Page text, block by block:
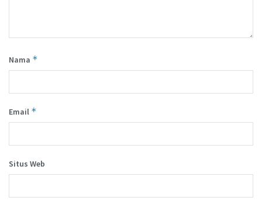
Nama *
Email *
Situs Web